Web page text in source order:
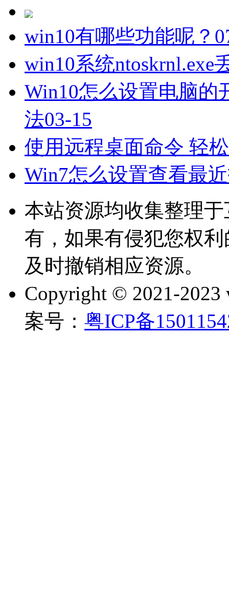
win10有哪些功能呢？
win10系统ntoskrnl.exe
Win10怎么设置电脑的
法03-15
使用远程桌面命令 轻
Win7怎么设置查看最
本站资源均收集整理
有，如果有侵犯您权
及时撤销相应资源。
Copyright © 2021-2023
案号： 粤ICP备